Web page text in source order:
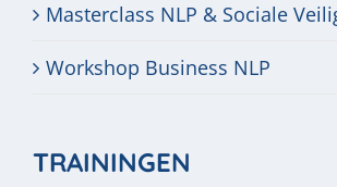
Masterclass NLP & Sociale
Workshop Business NLP
TRAININGEN